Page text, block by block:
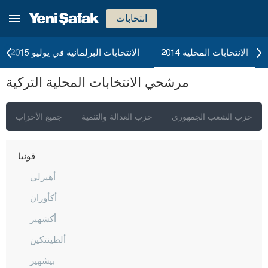
انتخابات
الانتخابات البرلمانية في يوليو 2015 الانتخابات المحلية 2014
مرشحي الانتخابات المحلية التركية
جميع الأحزاب حزب العدالة والتنمية حزب الشعب الجمهوري
قيصري
كيركالي
قرقلر ايلي
قوجه ايلي
قونيا
أهيرلي
أكأوران
أكشهير
ألطينتكين
بيشهير